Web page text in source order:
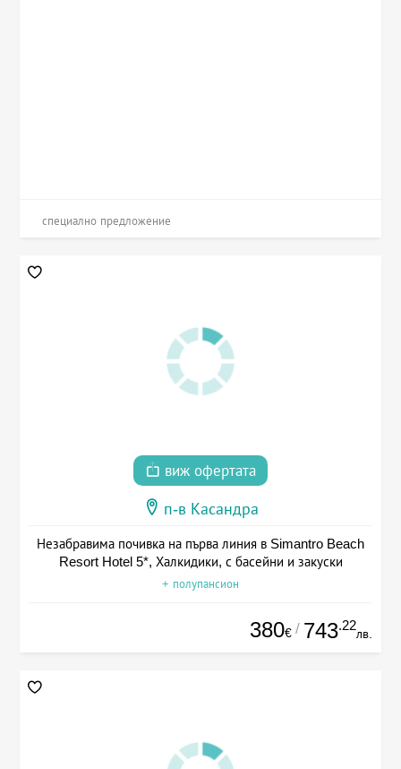
специално предложение
виж офертата
п-в Касандра
Незабравима почивка на първа линия в Simantro Beach
Resort Hotel 5*, Халкидики, с басейни и закуски
+ полупансион
380€ / 743.22
лв.